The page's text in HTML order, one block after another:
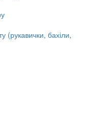
(рукавички, бахіли,